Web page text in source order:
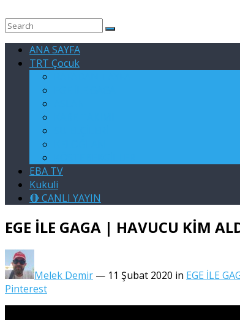
ANA SAYFA
TRT Çocuk
EBA TV
Kukuli
🔴 CANLI YAYIN
EGE İLE GAGA | HAVUCU KİM
Melek Demir — 11 Şubat 2020 in EGE İLE
Pinterest